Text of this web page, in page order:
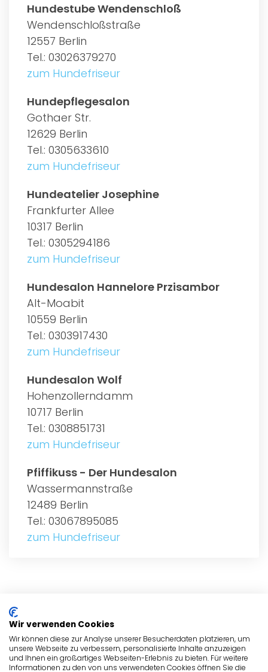
Hundestube Wendenschloß
Wendenschloßstraße
12557 Berlin
Tel.: 03026379270
zum Hundefriseur
Hundepflegesalon
Gothaer Str.
12629 Berlin
Tel.: 0305633610
zum Hundefriseur
Hundeatelier Josephine
Frankfurter Allee
10317 Berlin
Tel.: 0305294186
zum Hundefriseur
Hundesalon Hannelore Przisambor
Alt-Moabit
10559 Berlin
Tel.: 0303917430
zum Hundefriseur
Hundesalon Wolf
Hohenzollerndamm
10717 Berlin
Tel.: 0308851731
zum Hundefriseur
Pfiffikuss - Der Hundesalon
Wassermannstraße
12489 Berlin
Tel.: 03067895085
zum Hundefriseur
ALLGEMEIN
HUNDEFRISEURE
HUNDEFRISEURE
Wir verwenden Cookies
Wir können diese zur Analyse unserer Besucherdaten platzieren, um
unsere Webseite zu verbessern, personalisierte Inhalte anzuzeigen
und Ihnen ein großartiges Webseiten-Erlebnis zu bieten. Für weitere
Informationen zu den von uns verwendeten Cookies öffnen Sie die